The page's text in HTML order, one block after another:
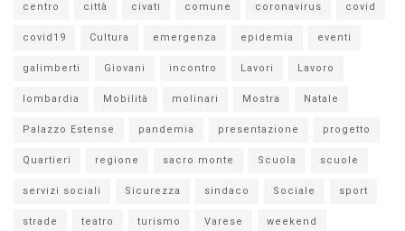
centro città civati comune coronavirus covid
covid19 Cultura emergenza epidemia eventi
galimberti Giovani incontro Lavori Lavoro
lombardia Mobilità molinari Mostra Natale
Palazzo Estense pandemia presentazione progetto
Quartieri regione sacro monte Scuola scuole
servizi sociali Sicurezza sindaco Sociale sport
strade teatro turismo Varese weekend